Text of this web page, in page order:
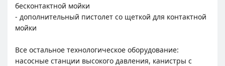
бесконтактной мойки
- дополнительный пистолет со щеткой для контактной
мойки
Все остальное технологическое оборудование:
насосные станции высокого давления, канистры с